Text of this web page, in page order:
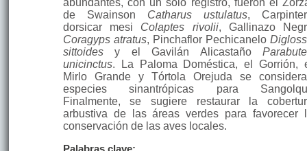
de Swainson Catharus ustulatus,
dorsicar mesi Colaptes rivolii, Gallinazo
Coragyps atratus, Pinchaflor Pechicanelo
sittoidesy el Gavilán Alicastaño
unicinctus. La Paloma Doméstica, el Gorrión,
Mirlo Grande y Tórtola Orejuda se
especies sinantrópicas para
Finalmente, se sugiere restaurar la
arbustiva de las áreas verdes para favorecer
conservación de las aves locales.
Palabras clave: